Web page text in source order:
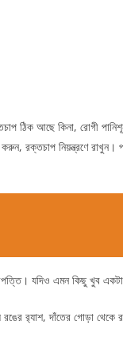
ঠিক আছে কিনা, রোগী
রক্তচাপ নিয়ন্ত্রণে
যদিও এমন কিছু খুব একটা
র‌্যাশ, দাঁতের গোড়া